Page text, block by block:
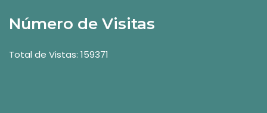
Número de Visitas
Total de Vistas: 159371